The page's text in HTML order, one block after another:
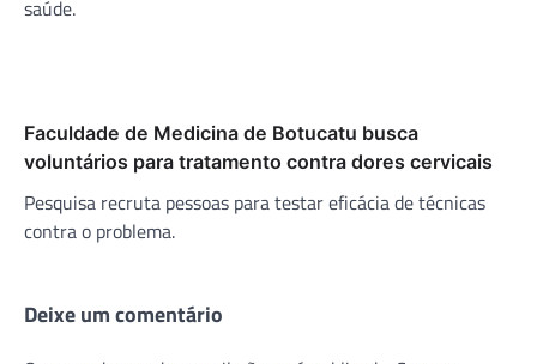
saúde.
Faculdade de Medicina de Botucatu busca
voluntários para tratamento contra dores cervicais
Pesquisa recruta pessoas para testar eficácia de técnicas
contra o problema.
Deixe um comentário